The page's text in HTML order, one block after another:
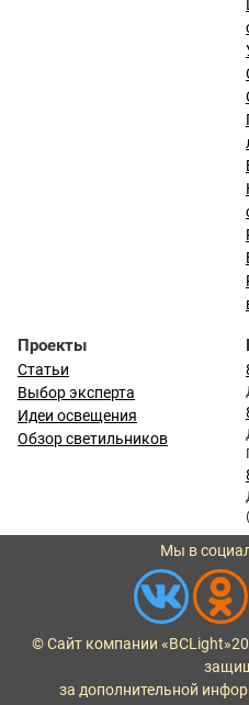
Проекты
Статьи
Выбор эксперта
Идеи освещения
Обзор светильников
Мы в
© Сайт компании «BCLight»
за дополнительной